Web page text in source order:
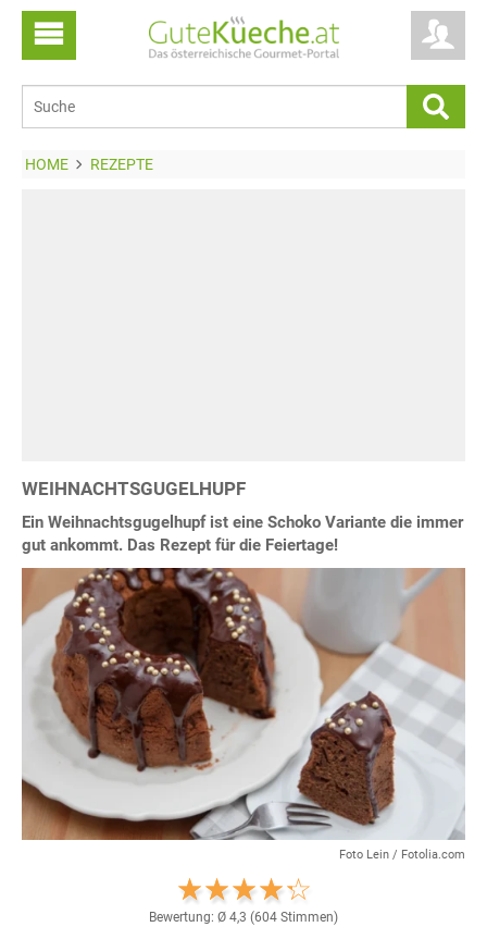
HOME REZEPTE
WEIHNACHTSGUGELHUPF
Ein Weihnachtsgugelhupf ist eine Schoko Variante die immer
gut ankommt. Das Rezept für die Feiertage!
Foto Lein / Fotolia.com
Bewertung: Ø 4,3 (604 Stimmen)